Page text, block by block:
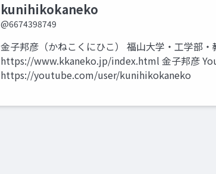
kunihikokaneko
@6674398749
金子邦彦（かねこくにひこ） 福山大学・工学部・
https://www.kkaneko.jp/index.html 金子邦彦
https://youtube.com/user/kunihikokaneko